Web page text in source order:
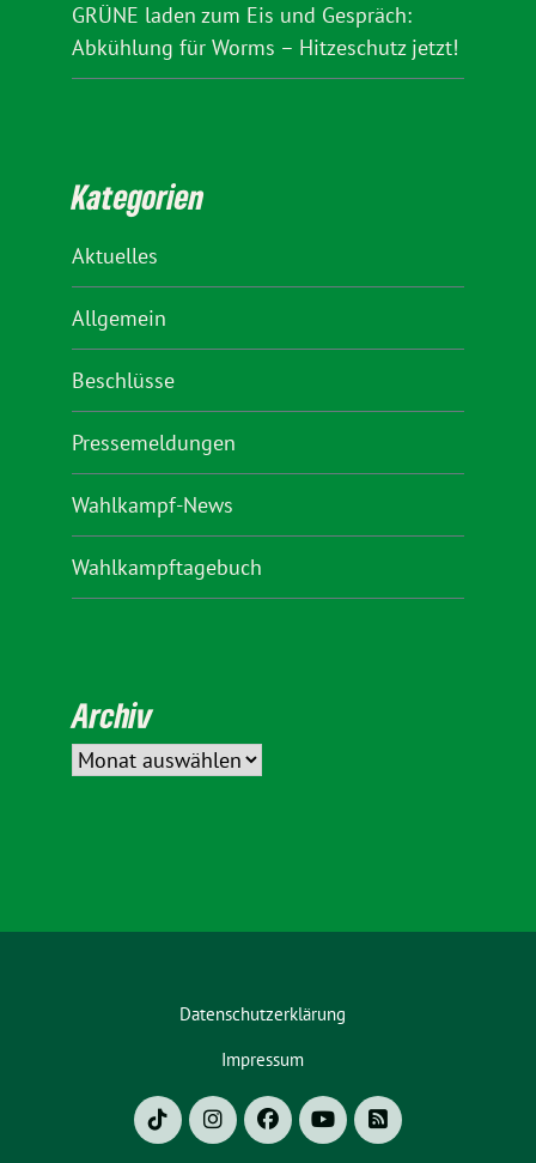
GRÜNE laden zum Eis und Gespräch:
Abkühlung für Worms – Hitzeschutz jetzt!
Kategorien
Aktuelles
Allgemein
Beschlüsse
Pressemeldungen
Wahlkampf-News
Wahlkampftagebuch
Archiv
Datenschutzerklärung
Impressum